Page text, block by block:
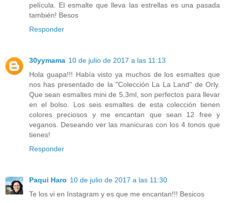
película. El esmalte que lleva las estrellas es una pasada
también! Besos
Responder
30yymama 10 de julio de 2017 a las 11:13
Hola guapa!!! Había visto ya muchos de los esmaltes que
nos has presentado de la "Colección La La Land" de Orly.
Que sean esmaltes mini de 5,3ml, son perfectos para llevar
en el bolso. Los seis esmaltes de esta colección tienen
colores preciosos y me encantan que sean 12 free y
veganos. Deseando ver las manicuras con los 4 tonos que
tienes!
Responder
Paqui Haro 10 de julio de 2017 a las 11:30
Te los vi en Instagram y es que me encantan!!! Besicos